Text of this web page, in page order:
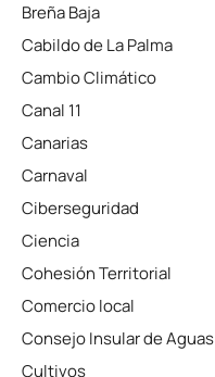
Breña Baja
Cabildo de La Palma
Cambio Climático
Canal 11
Canarias
Carnaval
Ciberseguridad
Ciencia
Cohesión Territorial
Comercio local
Consejo Insular de Aguas
Cultivos